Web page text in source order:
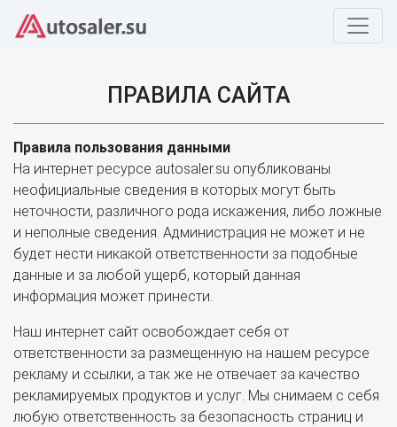
ПРАВИЛА САЙТА
Правила пользования данными
На интернет ресурсе autosaler.su опубликованы
неофициальные сведения в которых могут быть
неточности, различного рода искажения, либо ложные
и неполные сведения. Администрация не может и не
будет нести никакой ответственности за подобные
данные и за любой ущерб, который данная
информация может принести.
Наш интернет сайт освобождает себя от
ответственности за размещенную на нашем ресурсе
рекламу и ссылки, а так же не отвечает за качество
рекламируемых продуктов и услуг. Мы снимаем с себя
любую ответственность за безопасность страниц и